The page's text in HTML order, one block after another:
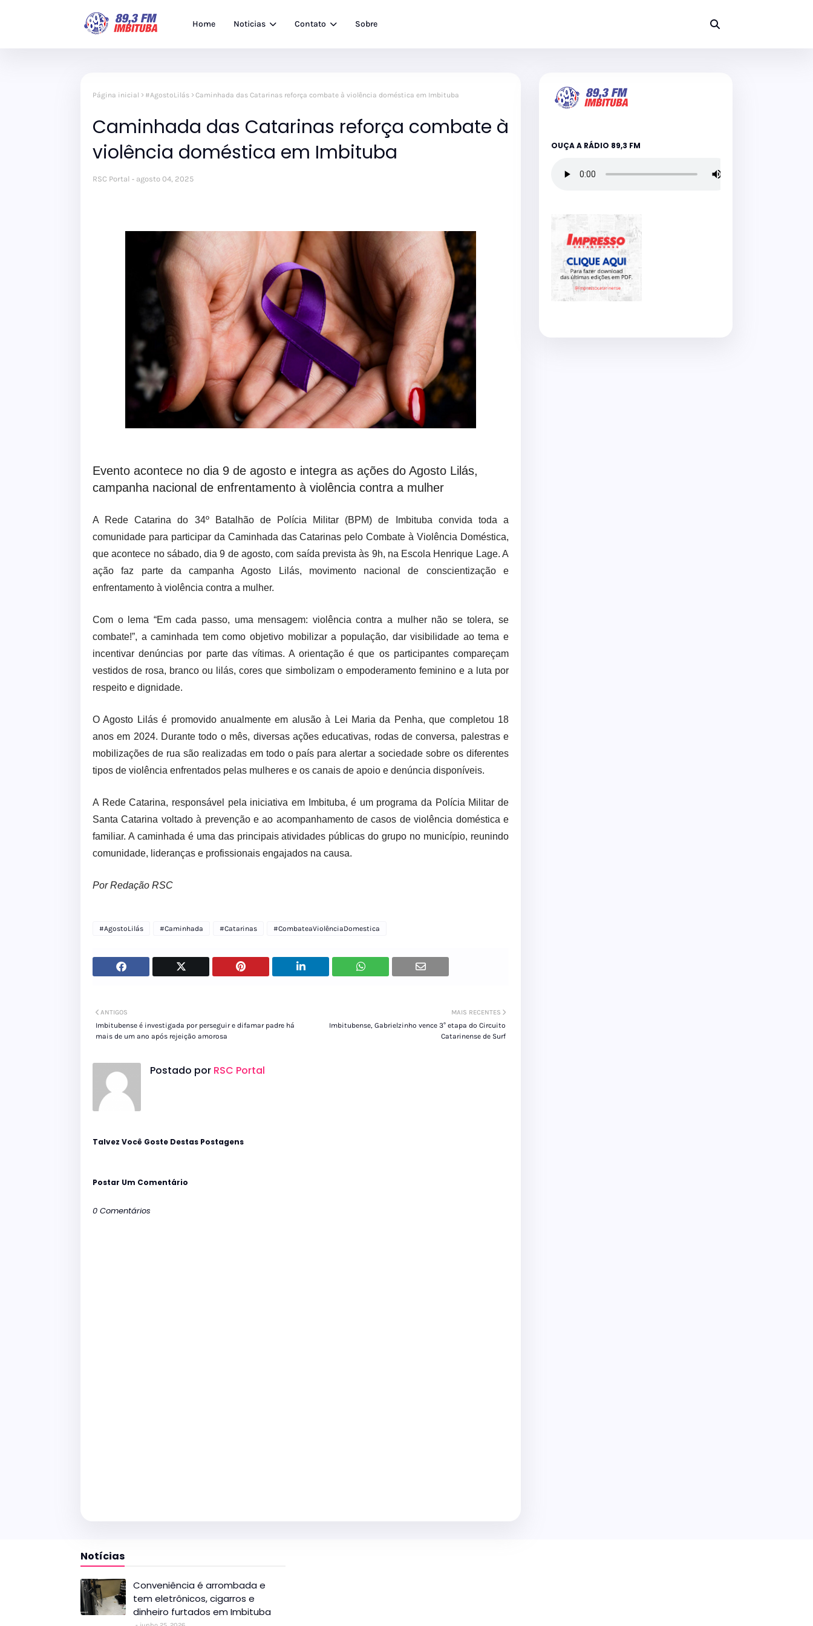
Home Noticias Contato Sobre
Página inicial #AgostoLilás Caminhada das Catarinas reforça combate à violência doméstica em Imbituba
Caminhada das Catarinas reforça combate à
violência doméstica em Imbituba
RSC Portal agosto 04, 2025
Evento acontece no dia 9 de agosto e integra as ações do Agosto Lilás,
campanha nacional de enfrentamento à violência contra a mulher
A Rede Catarina do 34º Batalhão de Polícia Militar (BPM) de Imbituba convida toda a
comunidade para participar da Caminhada das Catarinas pelo Combate à Violência Doméstica,
que acontece no sábado, dia 9 de agosto, com saída prevista às 9h, na Escola Henrique Lage. A
ação faz parte da campanha Agosto Lilás, movimento nacional de conscientização e
enfrentamento à violência contra a mulher.
Com o lema “Em cada passo, uma mensagem: violência contra a mulher não se tolera, se
combate!”, a caminhada tem como objetivo mobilizar a população, dar visibilidade ao tema e
incentivar denúncias por parte das vítimas. A orientação é que os participantes compareçam
vestidos de rosa, branco ou lilás, cores que simbolizam o empoderamento feminino e a luta por
respeito e dignidade.
O Agosto Lilás é promovido anualmente em alusão à Lei Maria da Penha, que completou 18
anos em 2024. Durante todo o mês, diversas ações educativas, rodas de conversa, palestras e
mobilizações de rua são realizadas em todo o país para alertar a sociedade sobre os diferentes
tipos de violência enfrentados pelas mulheres e os canais de apoio e denúncia disponíveis.
A Rede Catarina, responsável pela iniciativa em Imbituba, é um programa da Polícia Militar de
Santa Catarina voltado à prevenção e ao acompanhamento de casos de violência doméstica e
familiar. A caminhada é uma das principais atividades públicas do grupo no município, reunindo
comunidade, lideranças e profissionais engajados na causa.
Por Redação RSC
#AgostoLilás #Caminhada #Catarinas #CombateaViolênciaDomestica
MAIS RECENTES
Imbitubense, Gabrielzinho vence 3° etapa do Circuito
Catarinense de Surf
ANTIGOS
Imbitubense é investigada por perseguir e difamar padre há
mais de um ano após rejeição amorosa
Postado por RSC Portal
Talvez Você Goste Destas Postagens
Postar Um Comentário
0 Comentários
OUÇA A RÁDIO 89,3 FM
Notícias
Conveniência é arrombada e
tem eletrônicos, cigarros e
dinheiro furtados em Imbituba